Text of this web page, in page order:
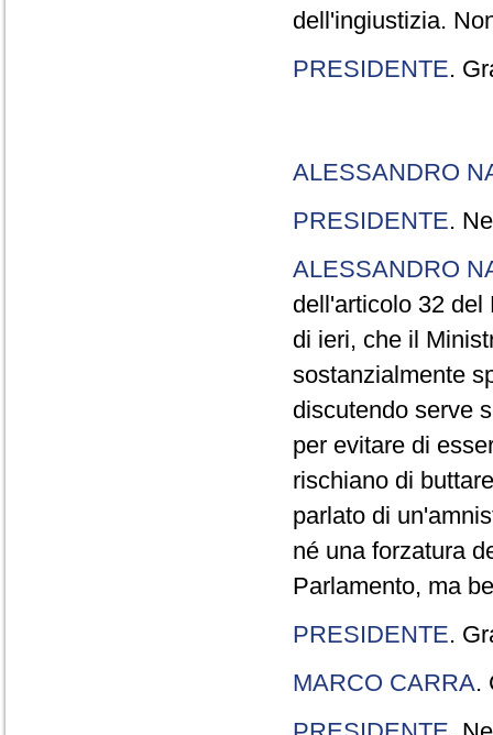
dell'ingiustizia.
PRESIDENTE.
ALESSANDRO
PRESIDENTE.
ALESSANDRO
dell'articolo 32 del
di ieri, che il
sostanzialmente
discutendo serve
per evitare di
rischiano di
parlato di
né una forzatura
Parlamento, ma
PRESIDENTE.
MARCO CARRA.